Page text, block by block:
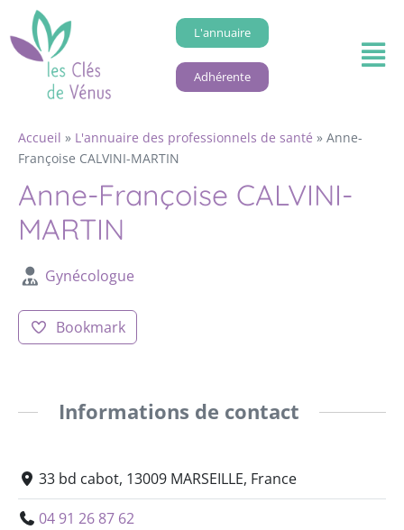
L'annuaire
Adhérente
Accueil » L'annuaire des professionnels de santé » Anne-
Françoise CALVINI-MARTIN
Anne-Françoise CALVINI-
MARTIN
Gynécologue
Bookmark
Informations de contact
33 bd cabot, 13009 MARSEILLE, France
04 91 26 87 62